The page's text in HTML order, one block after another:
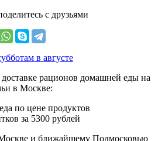
с друзьями
в августе
рационов домашней еды на
в Москве:
по цене продуктов
за 5300 рублей
Москве и ближайшему Подмосковью